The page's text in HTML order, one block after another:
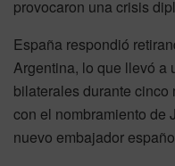
provocaron una crisis
España respondió
Argentina, lo que llevó a
bilaterales durante
con el nombramiento de
nuevo embajador